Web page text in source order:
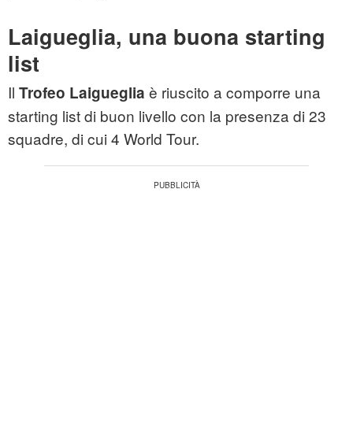
Laigueglia, una buona starting
list
Il Trofeo Laigueglia è riuscito a comporre una
starting list di buon livello con la presenza di 23
squadre, di cui 4 World Tour.